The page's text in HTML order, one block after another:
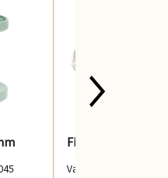
Fintsølv tråd 2,50
Varekode: 203-1004-